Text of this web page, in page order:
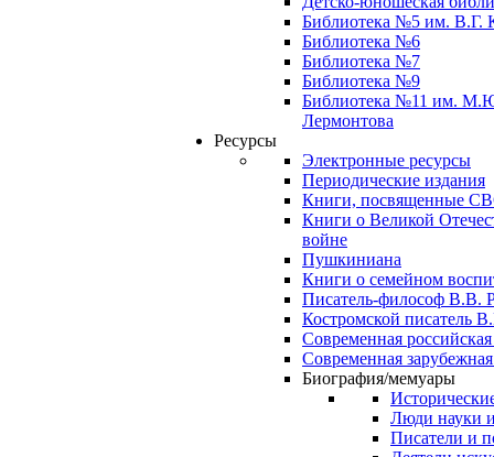
Библиотека №5 им. В.Г.
Библиотека №6
Библиотека №7
Библиотека №9
Библиотека №11 им.
Лермонтова
Ресурсы
Электронные ресурсы
Периодические издания
Книги, посвященные
Книги о Великой
войне
Пушкиниана
Книги о семейном
Писатель-философ В.В.
Костромской писатель
Современная российская
Современная
Биография/мемуары
Люди науки
Писатели и